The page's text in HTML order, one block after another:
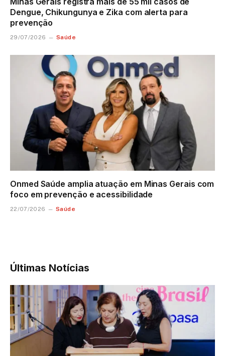
Dengue, Chikungunya e Zika com alerta para
prevenção
29/07/2026 Saúde
Onmed Saúde amplia atuação em Minas Gerais com
foco em prevenção e acessibilidade
22/07/2026 Saúde
Últimas Notícias